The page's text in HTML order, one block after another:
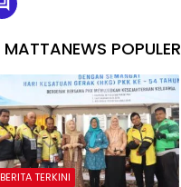
MATTANEWS POPULER
BERITA TERKINI